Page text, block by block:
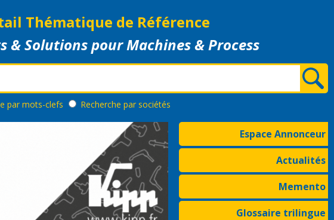
Thématique de Référence
& Solutions pour Machines & Process
par mots-clefs Recherche par sociétés
Espace Annonceur
Actualités
Memento
Glossaire trilingue